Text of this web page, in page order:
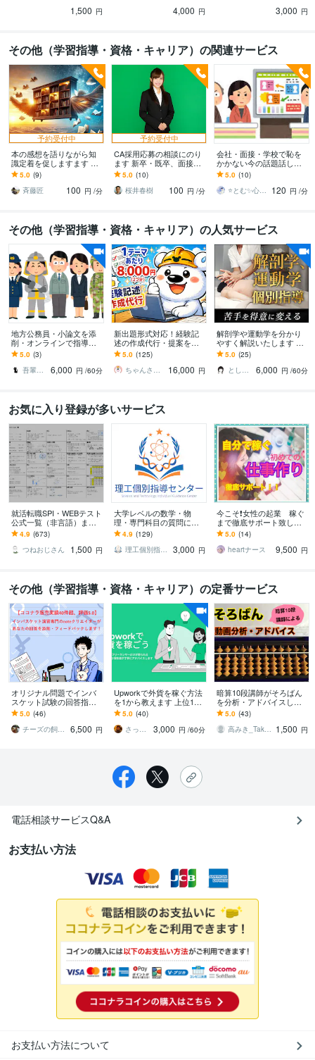
1,500 円 4,000 円
子さんもオススメ！3,000 円
その他（学習指導・資格・キャリア）の関連サービス
予約受付中
本の感想を語りながら知
識定着を促しますます 本
好き必見！新しい読書体
験で、成長を加速させよ
う！
5.0 (9)
斉藤匠
100 円 /分
予約受付中
CA採用応募の相談にのり
ます 新卒・既卒、面接対
策、ESの相談なんでもOK
です
5.0 (10)
桜井春樹
100 円 /分
会社・面接・学校で恥を
かかない今の話題話しま
す ニュース(政治・経済・
世界情勢・スポーツ・芸
能)やアニメ
5.0 (10)
⭐とむ✨心の癒し お悩み相談 恋愛相談
120 円 /分
その他（学習指導・資格・キャリア）の人気サービス
地方公務員・小論文を添
削・オンラインで指導し
ます 苦手意識を持つ方や
初心者にも、懇切・丁寧
に指導します。
5.0 (3)
吾輩は猫！
6,000 円 /60分
新出題形式対応！経験記
述の作成代行・提案をし
ます 土木施工管理技士の
経験記述が書けない方向
け※質問2つ分
5.0 (125)
ちゃんさと技師
16,000 円
解剖学や運動学を分かり
やすく解説いたします 運
動器認定理学療法士が図
解を用いて説明いたしま
す。
5.0 (25)
とし＠PT×Photographer
6,000 円 /60分
お気に入り登録が多いサービス
就活転職SPI・WEBテスト
公式一覧（非言語）ます
採用試験（新卒・キャリ
ア）の第一関門をサクッ
と突破したい人！
4.9 (673)
つねおじさん
1,500 円
大学レベルの数学・物
理・専門科目の質問に答
えます 試験問題・授業課
題・レポートなどに関す
る質問をぶつけて下さい
4.9 (129)
理工個別指導センター
3,000 円
今こそ❗️女性の起業 稼ぐ
まで徹底サポート致しま
す 「在宅わたしビジネ
ス」あなたの魅力を仕事
にかえて収入アップ♫
5.0 (14)
heartナース
9,500 円
その他（学習指導・資格・キャリア）の定番サービス
オリジナル問題でインバ
スケット試験の回答指導
します 社内講師経験を活
かしたインバスケット試
験の添削指導サービス
5.0 (46)
チーズの飼い主 インバスケット演習講師
6,500 円
Upworkで外貨を稼ぐ方法
を1から教えます 上位10%
TopRatedバッジ保有のプ
ロがサポートします
5.0 (40)
さっさ Upworker
3,000 円 /60分
暗算10段講師がそろばん
を分析・アドバイスしま
す 珠算でスランプの方・
苦手なポイントを知りた
い方へ
5.0 (43)
高みき_TakaMiki1101 1,500 円
電話相談サービスQ&A
お支払い方法
お支払い方法について